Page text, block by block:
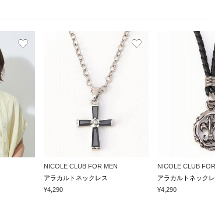
NICOLE CLUB FOR MEN
アラカルトネックレス
¥4,290
NICOLE CLUB
アラカルトネック
¥4,290